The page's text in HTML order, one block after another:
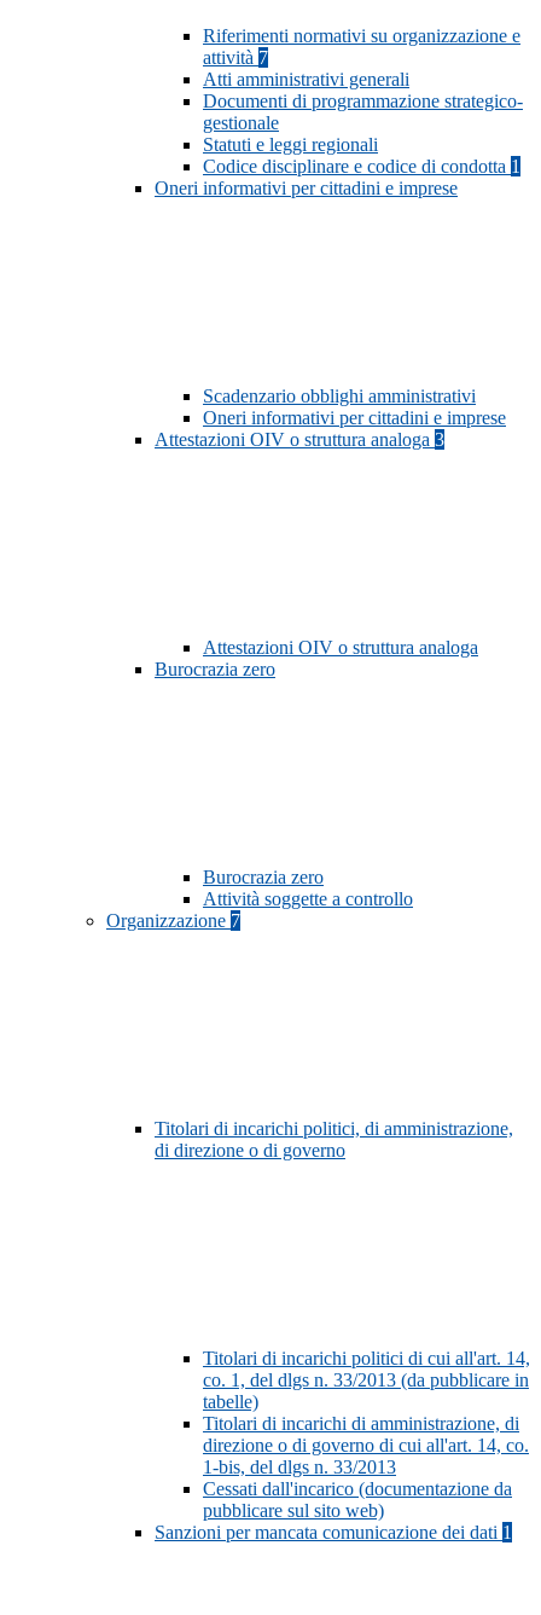
Riferimenti normativi su organizzazione e
attività 7
Atti amministrativi generali
Documenti di programmazione strategico-
gestionale
Statuti e leggi regionali
Codice disciplinare e codice di condotta 1
Oneri informativi per cittadini e imprese
Scadenzario obblighi amministrativi
Oneri informativi per cittadini e imprese
Attestazioni OIV o struttura analoga 3
Attestazioni OIV o struttura analoga
Burocrazia zero
Burocrazia zero
Attività soggette a controllo
Organizzazione 7
Titolari di incarichi politici, di amministrazione,
di direzione o di governo
Titolari di incarichi politici di cui all'art. 14,
co. 1, del dlgs n. 33/2013 (da pubblicare in
tabelle)
Titolari di incarichi di amministrazione, di
direzione o di governo di cui all'art. 14, co.
1-bis, del dlgs n. 33/2013
Cessati dall'incarico (documentazione da
pubblicare sul sito web)
Sanzioni per mancata comunicazione dei dati 1